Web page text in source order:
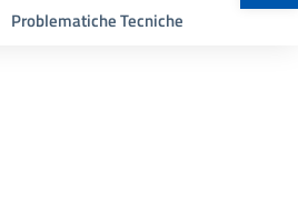
Problematiche Tecniche